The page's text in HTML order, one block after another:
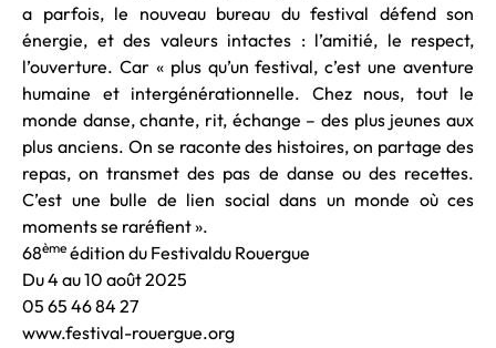
a parfois, le nouveau bureau du festival défend son
énergie, et des valeurs intactes : l’amitié, le respect,
l’ouverture. Car « plus qu’un festival, c’est une aventure
humaine et intergénérationnelle. Chez nous, tout le
monde danse, chante, rit, échange – des plus jeunes aux
plus anciens. On se raconte des histoires, on partage des
repas, on transmet des pas de danse ou des recettes.
C’est une bulle de lien social dans un monde où ces
moments se raréfient ».
68ème édition du Festivaldu Rouergue
Du 4 au 10 août 2025
05 65 46 84 27
www.festival-rouergue.org